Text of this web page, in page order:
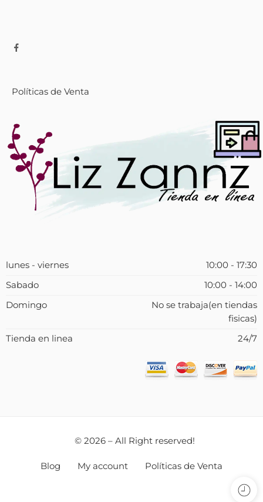
Políticas de Venta
lunes - viernes
10:00 - 17:30
Sabado
10:00 - 14:00
Domingo
No se trabaja(en tiendas
fisicas)
Tienda en linea
24/7
© 2026 – All Right reserved!
Blog My account Políticas de Venta